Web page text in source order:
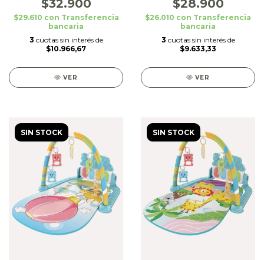
$32.900
$29.610 con Transferencia
bancaria
3 cuotas sin interés de
$10.966,67
VER
$28.900
$26.010 con Transferencia
bancaria
3 cuotas sin interés de
$9.633,33
VER
SIN STOCK SIN STOCK